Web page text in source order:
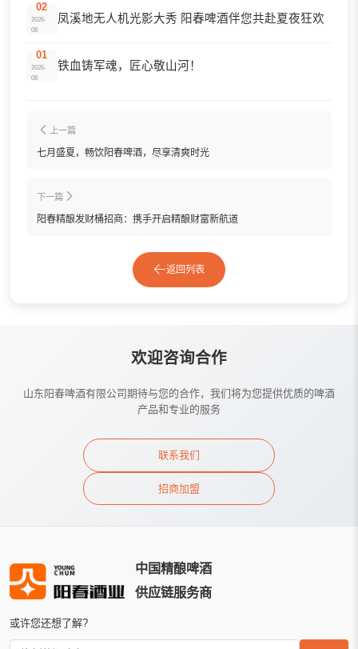
02
2026-
08
凤溪地无人机光影大秀 阳春啤酒伴您共赴夏夜狂欢
01
2026-
08
铁血铸军魂，匠心敬山河！
上一篇
七月盛夏，畅饮阳春啤酒，尽享清爽时光
下一篇
阳春精酿发财桶招商：携手开启精酿财富新航道
返回列表
欢迎咨询合作
山东阳春啤酒有限公司期待与您的合作，我们将为您提供优质的啤酒
产品和专业的服务
联系我们
招商加盟
中国精酿啤酒
供应链服务商
或许您还想了解?